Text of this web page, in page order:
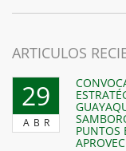
ARTICULOS
29
ABR
PUNTOS